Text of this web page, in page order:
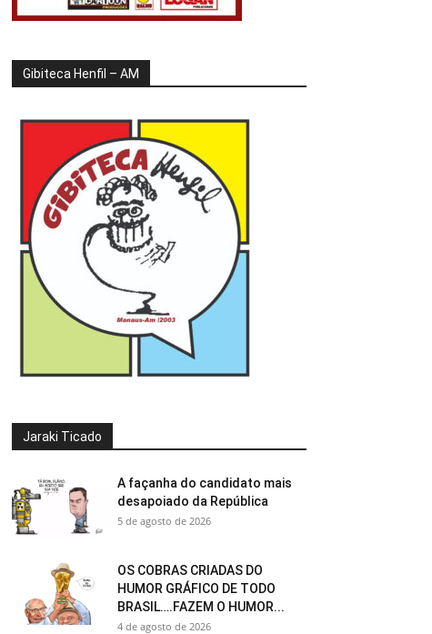
Gibiteca Henfil – AM
Jaraki Ticado
A façanha do candidato mais
desapoiado da República
5 de agosto de 2026
OS COBRAS CRIADAS DO
HUMOR GRÁFICO DE TODO
BRASIL….FAZEM O HUMOR...
4 de agosto de 2026